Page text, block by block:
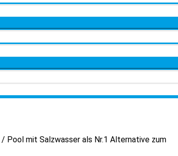
/ Pool mit Salzwasser als Nr.1 Alternative zum